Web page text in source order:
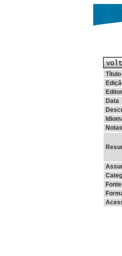
Título
Data
Notas
Fonte